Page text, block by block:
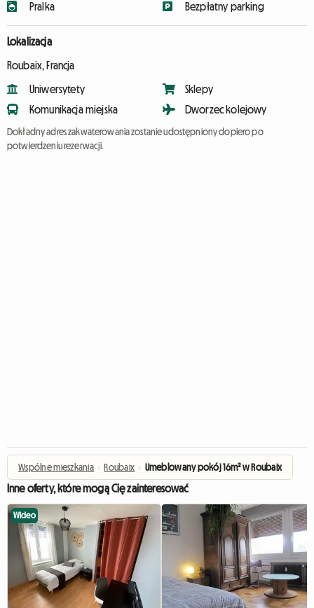
Pralka Bezpłatny parking
Lokalizacja
Roubaix, Francja
Uniwersytety
Komunikacja miejska
Sklepy
Dworzec kolejowy
Dokładny adres zakwaterowania zostanie udostępniony dopiero po
potwierdzeniu rezerwacji.
Wspólne mieszkania › Roubaix › Umeblowany pokój 16m² w Roubaix
Inne oferty, które mogą Cię zainteresować
Wideo